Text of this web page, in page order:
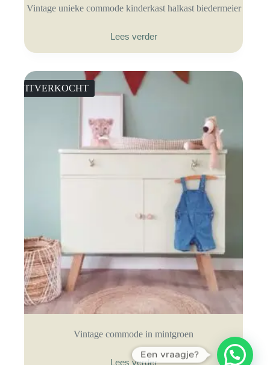
Vintage unieke commode kinderkast halkast biedermeier
Lees verder
UITVERKOCHT
Vintage commode in mintgroen
Lees verder
Een vraagje?